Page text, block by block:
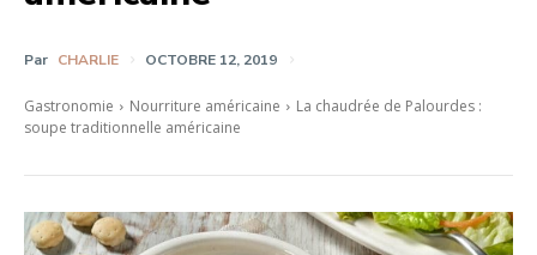
Par CHARLIE OCTOBRE 12, 2019
Gastronomie Nourriture américaine
La chaudrée de Palourdes :
soupe traditionnelle américaine